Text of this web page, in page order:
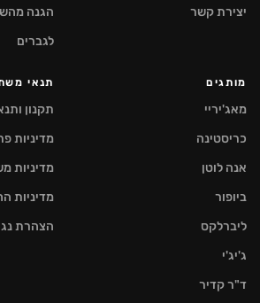
יצירת קשר
הגנה
לגברים
מותגים
מאג'יריי
כריסטינה
אנה לוטן
ביופור
ליברלקס
ג'יג'י
ד"ר קדיר
תנאי
תקנון
מדיניות
מדיניות
מדיניות
הצהרת